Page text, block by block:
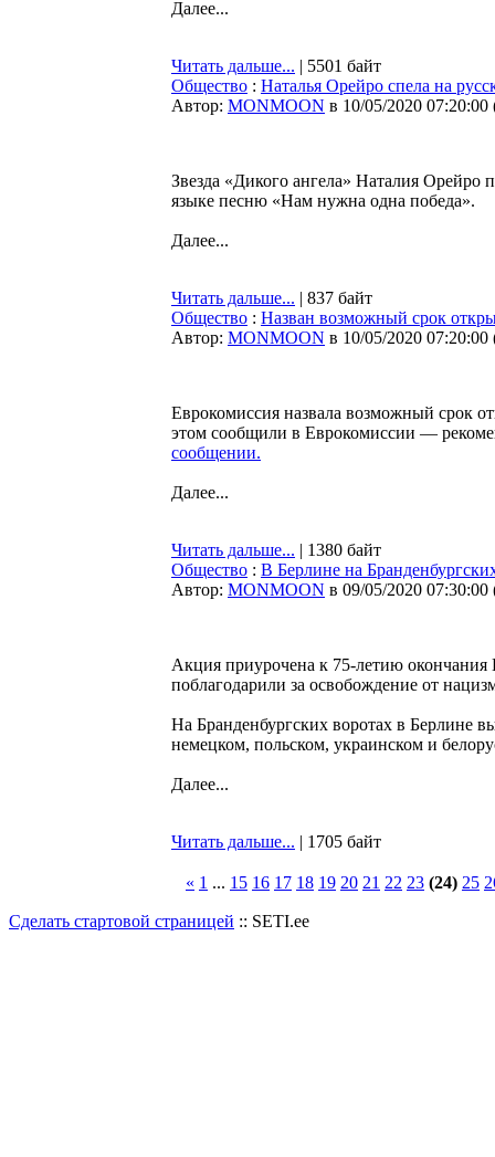
Далее...
Читать дальше... | 5501 байт
Общество : Наталья Орейро спела на
Автор: MONMOON в 10/05/2020 07:20:00
Звезда «Дикого ангела» Наталия
языке песню «Нам нужна одна победа».
Далее...
Читать дальше... | 837 байт
Общество : Назван возможный срок
Автор: MONMOON в 10/05/2020 07:20:00
Еврокомиссия назвала возможный срок
этом сообщили в Еврокомиссии —
сообщении.
Далее...
Читать дальше... | 1380 байт
Общество : В Берлине на
Автор: MONMOON в 09/05/2020 07:30:00
Акция приурочена к 75-летию
поблагодарили за освобождение от
На Бранденбургских воротах в Берлине
немецком, польском, украинском и
Далее...
Читать дальше... | 1705 байт
« 1 ... 15 16 17 18 19 20 21 22 23 (24) 25
Сделать стартовой страницей :: SETI.ee